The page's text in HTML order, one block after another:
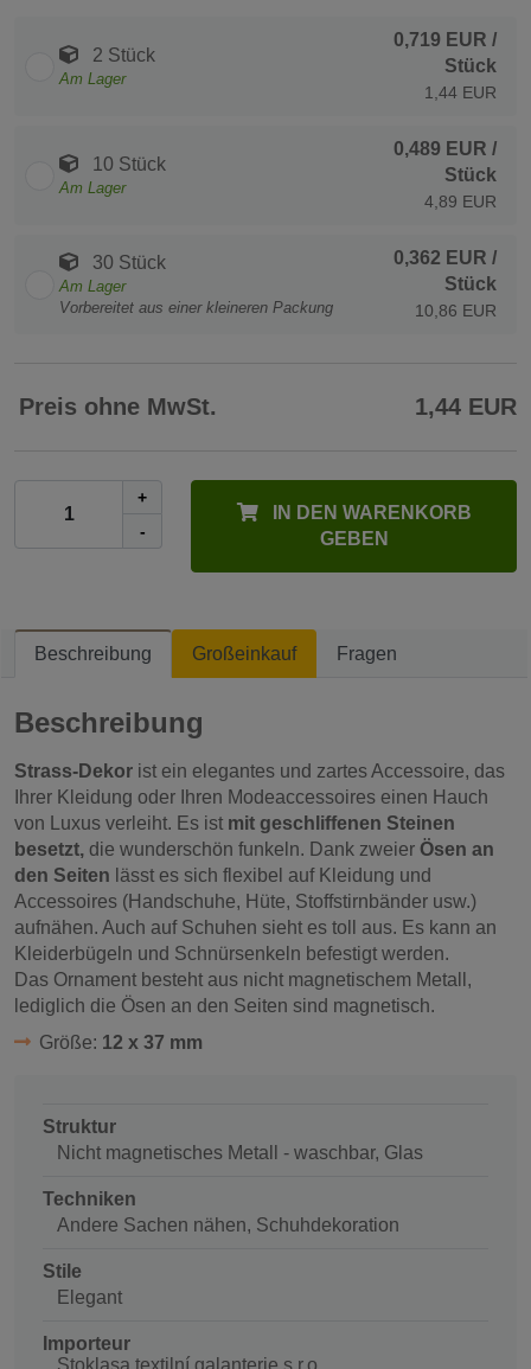
2 Stück
Am Lager
0,719 EUR /
Stück
1,44 EUR
10 Stück
Am Lager
0,489 EUR /
Stück
4,89 EUR
30 Stück
Am Lager
Vorbereitet aus einer kleineren Packung
0,362 EUR /
Stück
10,86 EUR
Preis ohne MwSt. 1,44 EUR
+
-
IN DEN WARENKORB
GEBEN
Beschreibung Großeinkauf Fragen
Beschreibung
Strass-Dekor ist ein elegantes und zartes Accessoire, das
Ihrer Kleidung oder Ihren Modeaccessoires einen Hauch
von Luxus verleiht. Es ist mit geschliffenen Steinen
besetzt, die wunderschön funkeln. Dank zweier Ösen an
den Seiten lässt es sich flexibel auf Kleidung und
Accessoires (Handschuhe, Hüte, Stoffstirnbänder usw.)
aufnähen. Auch auf Schuhen sieht es toll aus. Es kann an
Kleiderbügeln und Schnürsenkeln befestigt werden.
Das Ornament besteht aus nicht magnetischem Metall,
lediglich die Ösen an den Seiten sind magnetisch.
Größe: 12 x 37 mm
Struktur
Nicht magnetisches Metall - waschbar, Glas
Techniken
Andere Sachen nähen, Schuhdekoration
Stile
Elegant
Importeur
Stoklasa textilní galanterie s.r.o.